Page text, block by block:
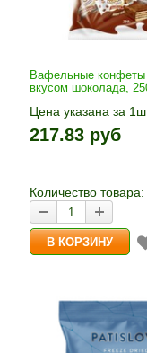
Вафельные
вкусом шоколада,
Цена указана за
1шт прибавляется
и «-». Выберите
217.83 руб
Количество товара: